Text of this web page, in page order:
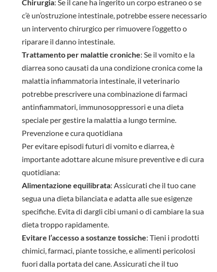
Chirurgia: Se il cane ha ingerito un corpo estraneo o se
c’è un’ostruzione intestinale, potrebbe essere necessario
un intervento chirurgico per rimuovere l’oggetto o
riparare il danno intestinale.
Trattamento per malattie croniche: Se il vomito e la
diarrea sono causati da una condizione cronica come la
malattia infiammatoria intestinale, il veterinario
potrebbe prescrivere una combinazione di farmaci
antinfiammatori, immunosoppressori e una dieta
speciale per gestire la malattia a lungo termine.
Prevenzione e cura quotidiana
Per evitare episodi futuri di vomito e diarrea, è
importante adottare alcune misure preventive e di cura
quotidiana:
Alimentazione equilibrata: Assicurati che il tuo cane
segua una dieta bilanciata e adatta alle sue esigenze
specifiche. Evita di dargli cibi umani o di cambiare la sua
dieta troppo rapidamente.
Evitare l’accesso a sostanze tossiche: Tieni i prodotti
chimici, farmaci, piante tossiche, e alimenti pericolosi
fuori dalla portata del cane. Assicurati che il tuo